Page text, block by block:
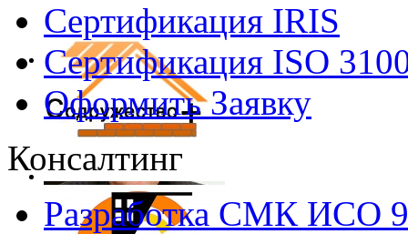
Сертификация IRIS
Сертификация ISO
Оформить Заявку
Консалтинг
Разработка СМК ИСО